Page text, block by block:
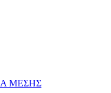
ΜΕΣΗΣ